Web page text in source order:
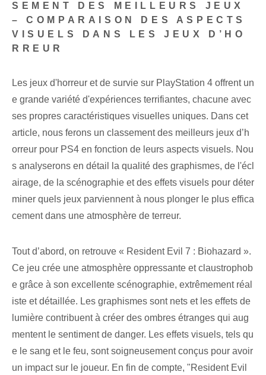
SEMENT DES MEILLEURS JEUX
– COMPARAISON DES ASPECTS
VISUELS DANS LES JEUX D’HO
RREUR
Les jeux d'horreur et de survie sur PlayStation 4 offrent un
e grande variété d'expériences terrifiantes, chacune avec
ses propres caractéristiques visuelles uniques. Dans cet
article, nous ferons un classement des meilleurs jeux d’h
orreur pour PS4 en fonction de leurs aspects visuels. Nou
s analyserons en détail la qualité des graphismes, de l'écl
airage, de la scénographie et des effets visuels pour déter
miner quels jeux parviennent à nous plonger le plus effica
cement dans une atmosphère de terreur.
Tout d’abord, on retrouve « Resident Evil 7 : Biohazard ».
Ce jeu crée une atmosphère oppressante et claustrophob
e grâce à son excellente scénographie, extrêmement réal
iste et détaillée. Les graphismes sont nets et les effets de
lumière contribuent à créer des ombres étranges qui aug
mentent le sentiment de danger. Les effets visuels, tels qu
e le sang et le feu, sont soigneusement conçus pour avoir
un impact sur le joueur. En fin de compte, "Resident Evil